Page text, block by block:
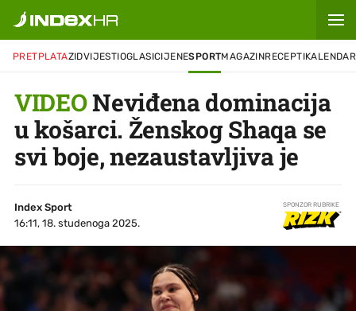
PRETPLATAZIDVIJESTIOGLASICIJENESPORTMAGAZINRECEPTIKALENDAR
VIDEONeviđena dominacija
u košarci. Ženskog Shaqa se
svi boje, nezaustavljiva je
Index Sport
16:11, 18. studenoga 2025.
SPONZOR RUBRIKE